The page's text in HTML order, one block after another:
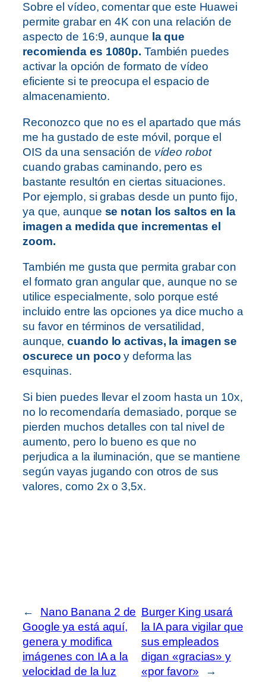
Sobre el vídeo, comentar que este Huawei
permite grabar en 4K con una relación de
aspecto de 16:9, aunque la que
recomienda es 1080p. También puedes
activar la opción de formato de vídeo
eficiente si te preocupa el espacio de
almacenamiento.
Reconozco que no es el apartado que más
me ha gustado de este móvil, porque el
OIS da una sensación de vídeo robot
cuando grabas caminando, pero es
bastante resultón en ciertas situaciones.
Por ejemplo, si grabas desde un punto fijo,
ya que, aunque se notan los saltos en la
imagen a medida que incrementas el
zoom.
También me gusta que permita grabar con
el formato gran angular que, aunque no se
utilice especialmente, solo porque esté
incluido entre las opciones ya dice mucho a
su favor en términos de versatilidad,
aunque,cuando lo activas, la imagen se
oscurece un poco y deforma las
esquinas.
Si bien puedes llevar el zoom hasta un 10x,
no lo recomendaría demasiado, porque se
pierden muchos detalles con tal nivel de
aumento, pero lo bueno es que no
perjudica a la iluminación, que se mantiene
según vayas jugando con otros de sus
valores, como 2x o 3,5x.
←
Nano Banana 2 de
Google ya está aquí,
genera y modifica
imágenes con IA a la
velocidad de la luz
Burger King usará
la IA para vigilar que
sus empleados
digan «gracias» y
«por favor»
→